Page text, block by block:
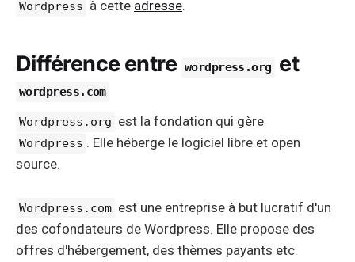
Wordpress à cette adresse.
Différence entre wordpress.org et
wordpress.com
Wordpress.org est la fondation qui gère
Wordpress . Elle héberge le logiciel libre et open
source.
Wordpress.com est une entreprise à but lucratif d'un
des cofondateurs de Wordpress. Elle propose des
offres d'hébergement, des thèmes payants etc.